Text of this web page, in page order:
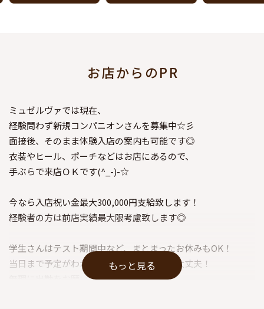
お店からのPR
ミュゼルヴァでは現在、
経験問わず新規コンパニオンさんを募集中☆彡
面接後、そのまま体験入店の案内も可能です◎
衣装やヒール、ポーチなどはお店にあるので、
手ぶらで来店ＯＫです(^_-)-☆
今なら入店祝い金最大300,000円支給致します！
経験者の方は前店実績最大限考慮致します◎
学生さんはテスト期間中など、まとまったお休みもOK！
当日まで予定がわからないWワークさんも大丈夫！
無理に出勤をお願いしたりはありません！
もっと見る